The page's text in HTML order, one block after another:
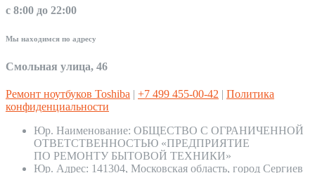
с 8:00 до 22:00
Мы находимся по адресу
Смольная улица, 46
Ремонт ноутбуков Toshiba | +7 499 455-00-42 | Политика
конфиденциальности
Юр. Наименование: ОБЩЕСТВО С ОГРАНИЧЕННОЙ
ОТВЕТСТВЕННОСТЬЮ «ПРЕДПРИЯТИЕ
ПО РЕМОНТУ БЫТОВОЙ ТЕХНИКИ»
Юр. Адрес: 141304, Московская область, город Сергиев